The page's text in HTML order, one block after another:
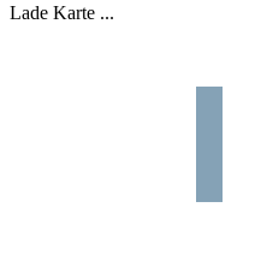
Lade Karte ...